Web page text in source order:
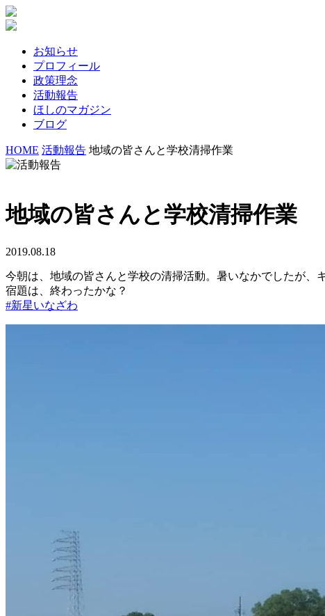
お知らせ
プロフィール
政策理念
活動報告
ほしのマガジン
ブログ
HOME 活動報告 地域の皆さんと学校清掃作業
地域の皆さんと学校清掃作業
2019.08.18
今朝は、地域の皆さんと学校の清掃活動。暑いなかでしたが、
宿題は、終わったかな？
#新星いなざわ